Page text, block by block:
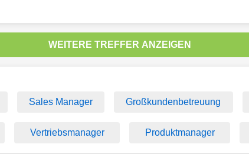
WEITERE TREFFER ANZEIGEN
Sales Manager Großkundenbetreuung
Vertriebsmanager Produktmanager